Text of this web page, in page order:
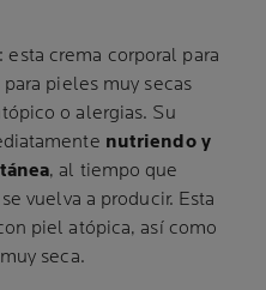
: esta crema corporal para
pieles muy secas
o alergias. Su
nutriendo y
, al tiempo que
vuelva a producir. Esta
piel atópica, así como
seca.